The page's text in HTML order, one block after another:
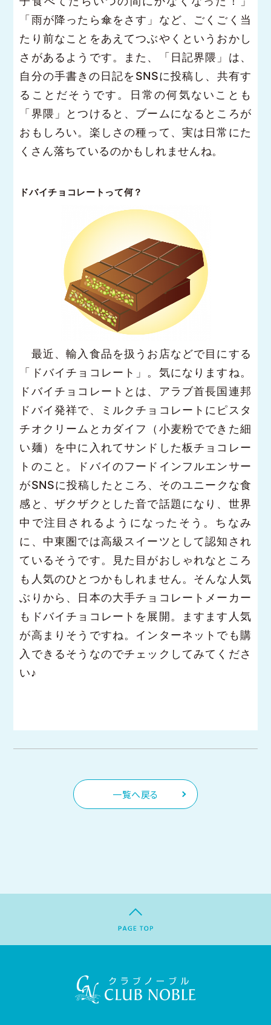
「雨が降ったら傘をさす」など、ごくごく当
たり前なことをあえてつぶやくというおかし
さがあるようです。また、「日記界隈」は、
自分の手書きの日記をSNSに投稿し、共有す
ることだそうです。日常の何気ないことも
「界隈」とつけると、ブームになるところが
おもしろい。楽しさの種って、実は日常にた
くさん落ちているのかもしれませんね。
ドバイチョコレートって何？
最近、輸入食品を扱うお店などで目にする
「ドバイチョコレート」。気になりますね。
ドバイチョコレートとは、アラブ首長国連邦
ドバイ発祥で、ミルクチョコレートにピスタ
チオクリームとカダイフ（小麦粉でできた細
い麺）を中に入れてサンドした板チョコレー
トのこと。ドバイのフードインフルエンサー
がSNSに投稿したところ、そのユニークな食
感と、ザクザクとした音で話題になり、世界
中で注目されるようになったそう。ちなみ
に、中東圏では高級スイーツとして認知され
ているそうです。見た目がおしゃれなところ
も人気のひとつかもしれません。そんな人気
ぶりから、日本の大手チョコレートメーカー
もドバイチョコレートを展開。ますます人気
が高まりそうですね。インターネットでも購
入できるそうなのでチェックしてみてくださ
い♪
一覧へ戻る